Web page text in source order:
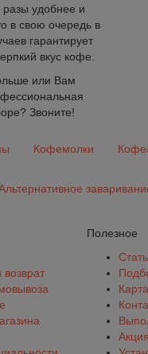
разы удобнее и
в свою очередь в
гарантирует
вкус кофе.
или Вам
Звоните!
Кофемолки
возврат
Полезное
Акция